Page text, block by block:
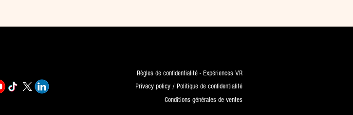
Règles de confidentialité - Expériences VR
Privacy policy / Politique de confidentialité
Conditions générales de ventes